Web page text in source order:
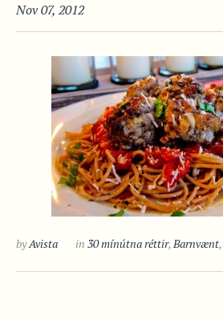
Nov 07, 2012
byAvista in 30 mínútna réttir,Barnvænt,